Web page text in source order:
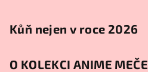
Kůň nejen v roce 2026
O KOLEKCI ANIME MEČE